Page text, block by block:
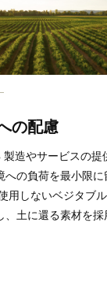
の配慮
造やサービスの提
への負荷を最小限に
用しないベジタブ
、土に還る素材を採